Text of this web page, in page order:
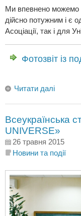
Ми впевнено можемо
дійсно потужним і є
Асоціації, так і для
Фотозвіт із
Читати далі
Всеукраїнська
UNIVERSE»
26 травня 2015
Новини та події